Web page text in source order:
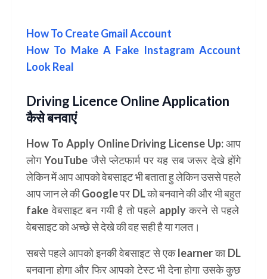
How To Create Gmail Account
How To Make A Fake Instagram Account
Look Real
Driving Licence Online Application
कैसे बनवाएं
How To Apply Online Driving License Up:आप
लोगYouTube जैसे प्लेटफार्म पर यह सब जरूर देखे होंगे
लेकिन में आप आपको वेबसाइट भी बताता हु लेकिन उससे पहले
आप जान ले कीGoogleपर DLको बनवाने की और भी बहुत
fakeवेबसाइट बन गयी है तो पहले apply करने से पहले
वेबसाइट को अच्छे से देखे की वह सही है या गलत।
सबसे पहले आपको इनकी वेबसाइट से एक learner का DL
बनवाना होगा और फिर आपको टेस्ट भी देना होगा उसके कुछ